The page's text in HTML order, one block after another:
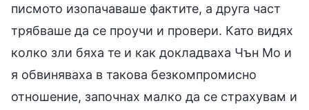
писмото изопачаваше фактите, а друга част
трябваше да се проучи и провери. Като видях
колко зли бяха те и как докладваха Чън Мо и
я обвиняваха в такова безкомпромисно
отношение, започнах малко да се страхувам и